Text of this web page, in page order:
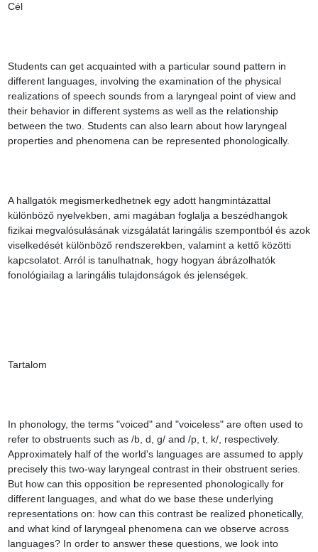
Cél
Students can get acquainted with a particular sound pattern in
different languages, involving the examination of the physical
realizations of speech sounds from a laryngeal point of view and
their behavior in different systems as well as the relationship
between the two. Students can also learn about how laryngeal
properties and phenomena can be represented phonologically.
A hallgatók megismerkedhetnek egy adott hangmintázattal
különböző nyelvekben, ami magában foglalja a beszédhangok
fizikai megvalósulásának vizsgálatát laringális szempontból és azok
viselkedését különböző rendszerekben, valamint a kettő közötti
kapcsolatot. Arról is tanulhatnak, hogy hogyan ábrázolhatók
fonológiailag a laringális tulajdonságok és jelenségek.
Tartalom
In phonology, the terms "voiced" and "voiceless" are often used to
refer to obstruents such as /b, d, g/ and /p, t, k/, respectively.
Approximately half of the world's languages are assumed to apply
precisely this two-way laryngeal contrast in their obstruent series.
But how can this opposition be represented phonologically for
different languages, and what do we base these underlying
representations on: how can this contrast be realized phonetically,
and what kind of laryngeal phenomena can we observe across
languages? In order to answer these questions, we look into